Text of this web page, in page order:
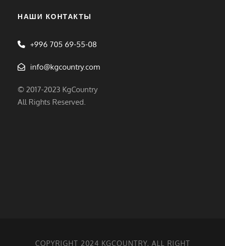
НАШИ КОНТАКТЫ
+996 705 69-55-08
info@kgcountry.com
© 2017-2023 KgCountry
All Rights Reserved.
COPYRIGHT 2024 KGCOUNTRY, ALL RIGHT